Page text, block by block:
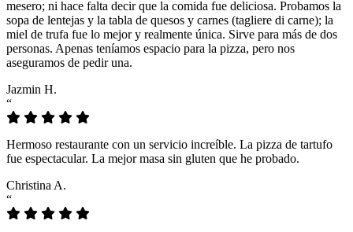
mesero; ni hace falta decir que la comida fue deliciosa. Probamos la
sopa de lentejas y la tabla de quesos y carnes (tagliere di carne); la
miel de trufa fue lo mejor y realmente única. Sirve para más de dos
personas. Apenas teníamos espacio para la pizza, pero nos
aseguramos de pedir una.
Jazmin H.
“
Hermoso restaurante con un servicio increíble. La pizza de tartufo
fue espectacular. La mejor masa sin gluten que he probado.
Christina A.
“